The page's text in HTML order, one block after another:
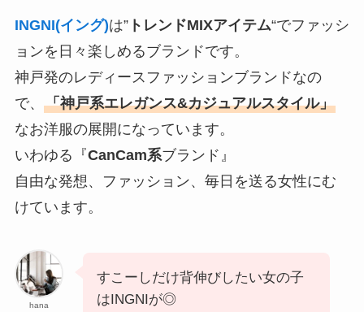
INGNI(イング)は”トレンドMIXアイテム“でファッシ
ョンを日々楽しめるブランドです。
神戸発のレディースファッションブランドなの
で、 「神戸系エレガンス&カジュアルスタイル」
なお洋服の展開になっています。
いわゆる『CanCam系ブランド』
自由な発想、ファッション、毎日を送る女性にむ
けています。
hana
すこーしだけ背伸びしたい女の子
はINGNIが◎